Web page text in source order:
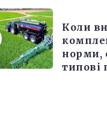
Коли
норми,
типові